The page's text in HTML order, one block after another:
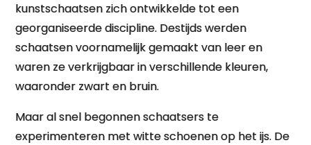
kunstschaatsen zich ontwikkelde tot een
georganiseerde discipline. Destijds werden
schaatsen voornamelijk gemaakt van leer en
waren ze verkrijgbaar in verschillende kleuren,
waaronder zwart en bruin.
Maar al snel begonnen schaatsers te
experimenteren met witte schoenen op het ijs. De